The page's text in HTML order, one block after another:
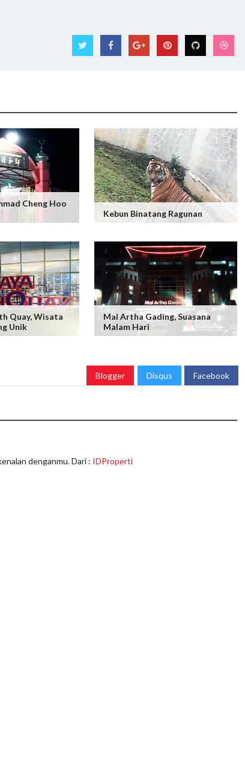
Cheng Hoo
Kebun Binatang Ragunan
Quay, Wisata
Unik
Mal Artha Gading, Suasana
Malam Hari
Blogger Disqus Facebook
denganmu. Dari : IDProperti